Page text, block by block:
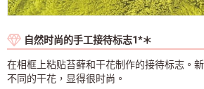
自然时尚的手工接待标志1*＊
在相框上粘贴苔藓和干花制作的接待标志。
不同的干花，显得很时尚。